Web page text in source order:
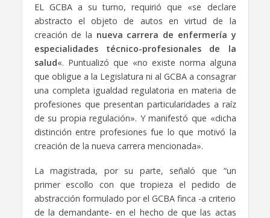
EL GCBA a su turno, requirió que «se declare
abstracto el objeto de autos en virtud de la
creación de la nueva carrera de enfermería y
especialidades técnico-profesionales de la
salud«. Puntualizó que «no existe norma alguna
que obligue a la Legislatura ni al GCBA a consagrar
una completa igualdad regulatoria en materia de
profesiones que presentan particularidades a raíz
de su propia regulación». Y manifestó que «dicha
distinción entre profesiones fue lo que motivó la
creación de la nueva carrera mencionada».
La magistrada, por su parte, señaló que “un
primer escollo con que tropieza el pedido de
abstracción formulado por el GCBA finca -a criterio
de la demandante- en el hecho de que las actas